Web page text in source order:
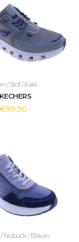
/ Stof / Kaki
€99,90
/ Nubuck / Blauw